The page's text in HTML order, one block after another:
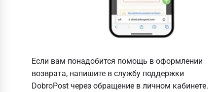
Если вам понадобится помощь в оформлении
возврата, напишите в службу поддержки
DobroPost через обращение в личном кабинете.